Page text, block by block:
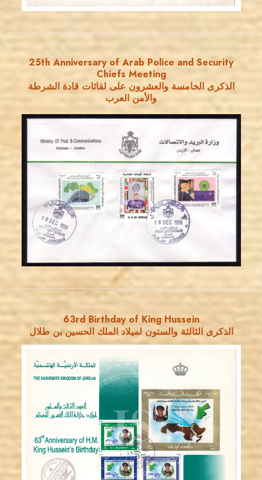
25th Anniversary of Arab Police and Security
Chiefs Meeting
الذكرى الخامسة والعشرون على لقائات قادة الشرطة
والأمن العرب
JS
JORDANSTAMPS.COM
EST. 2007
63rd Birthday of King Hussein
الذكرى الثالثة والستون لميلاد الملك الحسين بن طلال
JS
JORDANSTAMPS.COM
EST. 2007